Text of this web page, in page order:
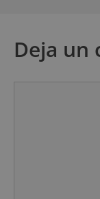
Deja un